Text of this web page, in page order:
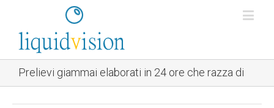
Prelievi giammai elaborati in 24 ore che razza di